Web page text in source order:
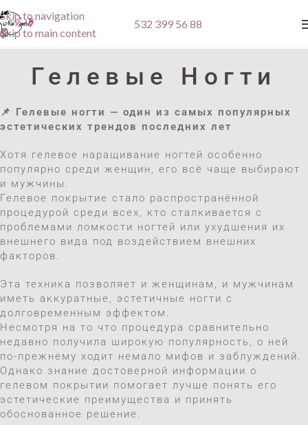
Skip to navigation
Skip to main content
532 399 56 88
Гелевые Ногти
📌 Гелевые ногти — один из самых популярных
эстетических трендов последних лет
Хотя гелевое наращивание ногтей особенно
популярно среди женщин, его всё чаще выбирают
и мужчины.
Гелевое покрытие стало распространённой
процедурой среди всех, кто сталкивается с
проблемами ломкости ногтей или ухудшения их
внешнего вида под воздействием внешних
факторов.
Эта техника позволяет и женщинам, и мужчинам
иметь аккуратные, эстетичные ногти с
долговременным эффектом.
Несмотря на то что процедура сравнительно
недавно получила широкую популярность, о ней
по-прежнему ходит немало мифов и заблуждений.
Однако знание достоверной информации о
гелевом покрытии помогает лучше понять его
эстетические преимущества и принять
обоснованное решение.